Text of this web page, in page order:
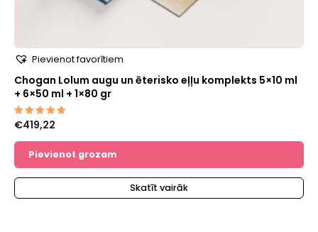
Pievienot favorītiem
Chogan Lolum augu un ēterisko eļļu komplekts 5×10 ml
+ 6×50 ml + 1×80 gr
Novērtēts
5.00
€419,22
Pievienot grozam
Skatīt vairāk